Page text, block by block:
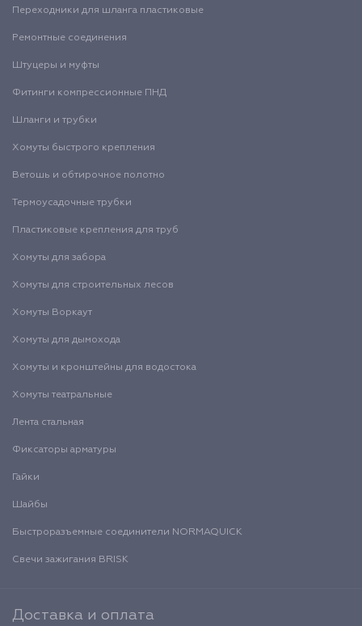
Переходники для шланга пластиковые
Ремонтные соединения
Штуцеры и муфты
Фитинги компрессионные ПНД
Шланги и трубки
Хомуты быстрого крепления
Ветошь и обтирочное полотно
Термоусадочные трубки
Пластиковые крепления для труб
Хомуты для забора
Хомуты для строительных лесов
Хомуты Воркаут
Хомуты для дымохода
Хомуты и кронштейны для водостока
Хомуты театральные
Лента стальная
Фиксаторы арматуры
Гайки
Шайбы
Быстроразъемные соединители NORMAQUICK
Свечи зажигания BRISK
Доставка и оплата